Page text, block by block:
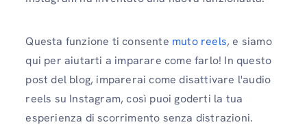
Questa funzione ti consente muto reels, e siamo
qui per aiutarti a imparare come farlo! In questo
post del blog, imparerai come disattivare l'audio
reels su Instagram, così puoi goderti la tua
esperienza di scorrimento senza distrazioni.